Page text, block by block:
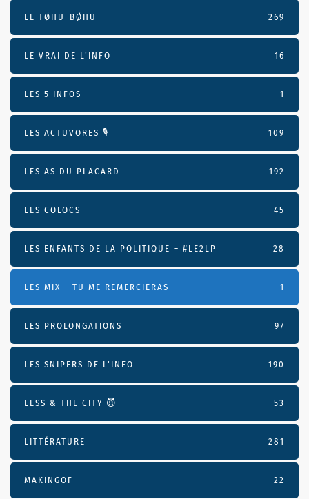
LE TØHU-BØHU 269
LE VRAI DE L’INFO 16
LES 5 INFOS 1
LES ACTUVORES 🎙 109
LES AS DU PLACARD 192
LES COLOCS 45
LES ENFANTS DE LA POLITIQUE – #LE2LP 28
LES MIX - TU ME REMERCIERAS 1
LES PROLONGATIONS 97
LES SNIPERS DE L’INFO 190
LESS & THE CITY 😈 53
LITTÉRATURE 281
MAKINGOF 22